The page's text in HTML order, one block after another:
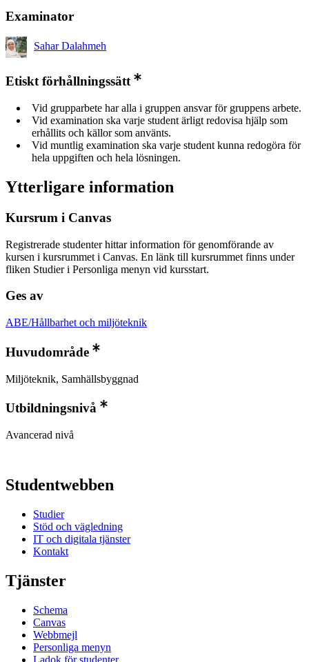
Examinator
Sahar Dalahmeh
Etiskt förhållningssätt
Vid grupparbete har alla i gruppen ansvar för gruppens arbete.
Vid examination ska varje student ärligt redovisa hjälp som
erhållits och källor som använts.
Vid muntlig examination ska varje student kunna redogöra för
hela uppgiften och hela lösningen.
Ytterligare information
Kursrum i Canvas
Registrerade studenter hittar information för genomförande av
kursen i kursrummet i Canvas. En länk till kursrummet finns under
fliken Studier i Personliga menyn vid kursstart.
Ges av
ABE/Hållbarhet och miljöteknik
Huvudområde
Miljöteknik, Samhällsbyggnad
Utbildningsnivå
Avancerad nivå
Studentwebben
Studier
Stöd och vägledning
IT och digitala tjänster
Kontakt
Tjänster
Schema
Canvas
Webbmejl
Personliga menyn
Ladok för studenter